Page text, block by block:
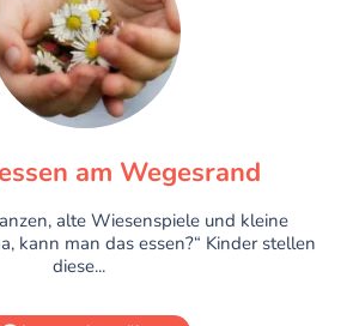
am Wegesrand
alte Wiesenspiele und kleine
kann man das essen?“ Kinder stellen
diese...